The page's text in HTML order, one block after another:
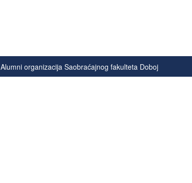
Alumni organizacija Saobraćajnog fakulteta Doboj